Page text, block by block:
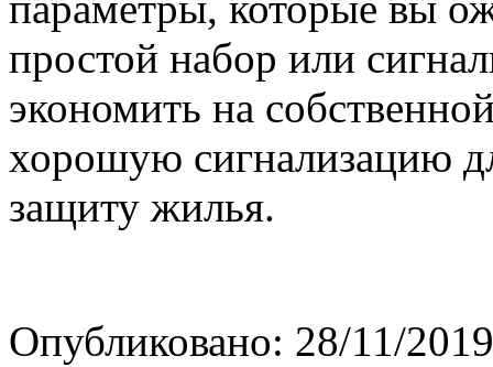
простой набор или
экономить на
хорошую сигнализацию
защиту жилья.
Опубликовано: 28/11/